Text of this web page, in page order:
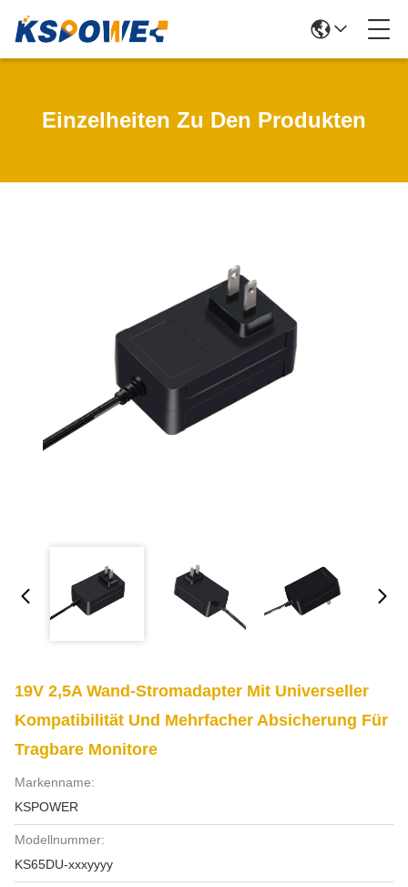
Einzelheiten Zu Den Produkten
19V 2,5A Wand-Stromadapter Mit Universeller
Kompatibilität Und Mehrfacher Absicherung Für
Tragbare Monitore
Markenname:
KSPOWER
Modellnummer:
KS65DU-xxxyyyy